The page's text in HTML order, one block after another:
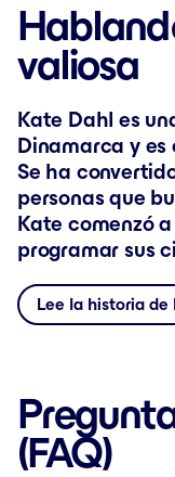
valiosa
Kate Dahl es
Dinamarca y es
Se ha
personas que
Kate comenzó
programar sus
Lee la historia de
(FAQ)